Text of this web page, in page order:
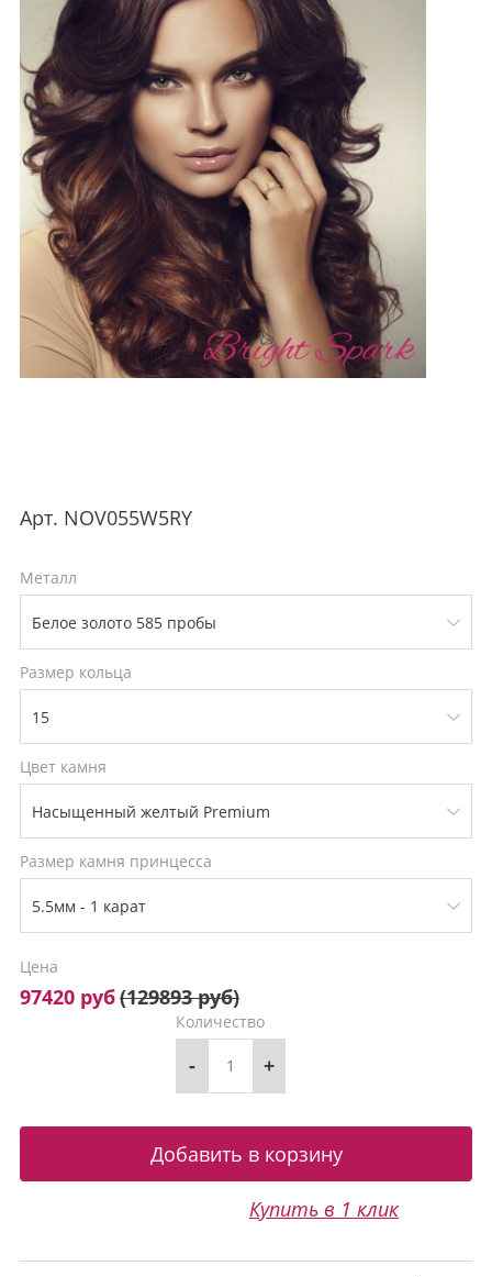
Арт. NOV055W5RY
Металл
Размер кольца
Цвет камня
Размер камня принцесса
Цена
97420 руб(129893 руб)
Количество
- +
Купить в 1 клик